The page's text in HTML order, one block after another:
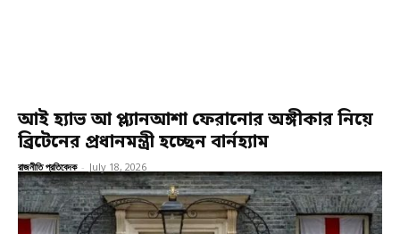
আই হ্যাভ আ প্ল্যানআশা ফেরানোর অঙ্গীকার নিয়ে
ব্রিটেনের প্রধানমন্ত্রী হচ্ছেন বার্নহ্যাম
রাজনীতি প্রতিবেদক - July 18, 2026